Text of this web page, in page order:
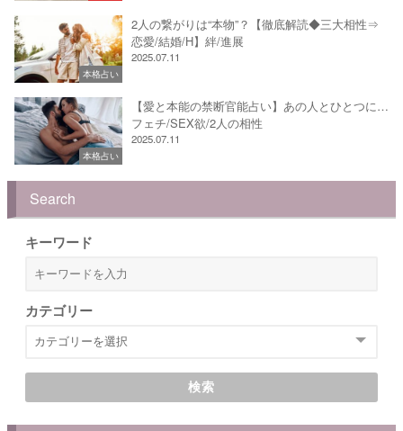
本格占い
2人の繋がりは“本物”？【徹底解読◆三大相性⇒
恋愛/結婚/H】絆/進展
2025.07.11
本格占い
【愛と本能の禁断官能占い】あの人とひとつに…
フェチ/SEX欲/2人の相性
2025.07.11
Search
キーワード
カテゴリー
検索